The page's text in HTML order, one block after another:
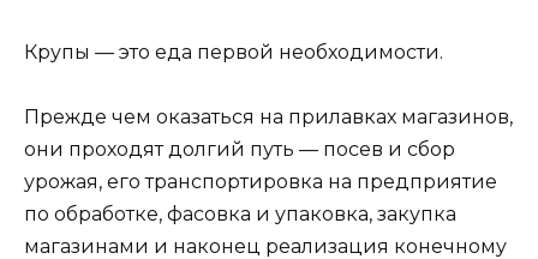
Крупы — это еда первой необходимости.
Прежде чем оказаться на прилавках магазинов,
они проходят долгий путь — посев и сбор
урожая, его транспортировка на предприятие
по обработке, фасовка и упаковка, закупка
магазинами и наконец реализация конечному